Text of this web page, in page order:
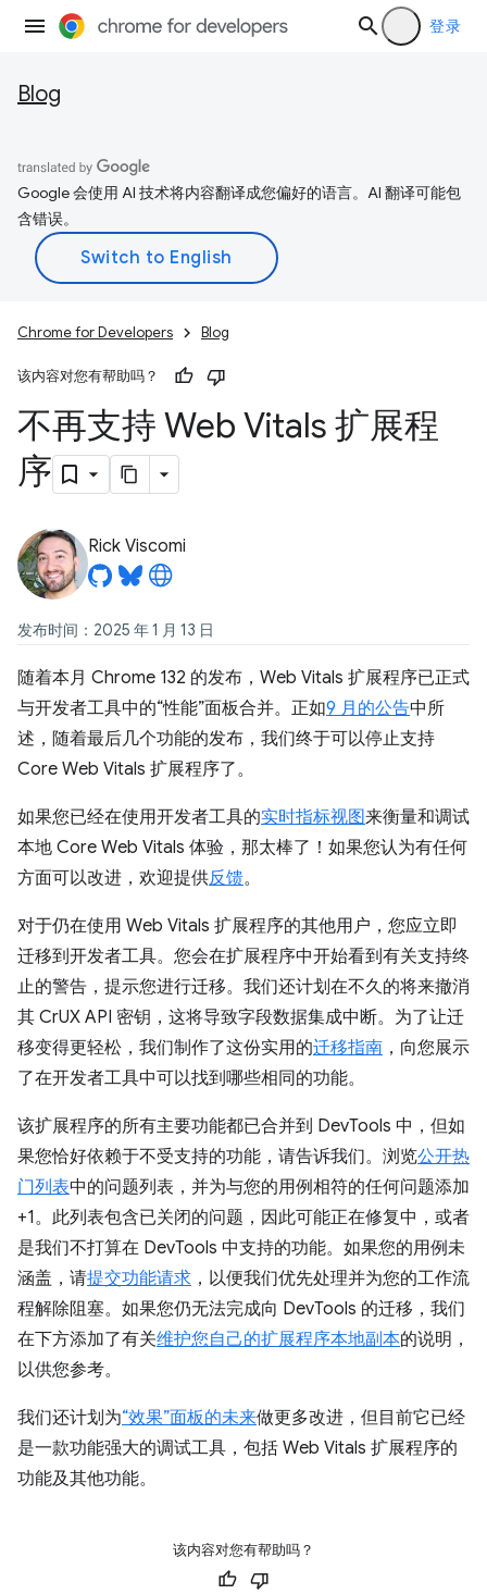
登录
Blog
Google 会使用 AI 技术将内容翻译成您偏好的语言。AI 翻译可能包
含错误。
Chrome for Developers Blog
该内容对您有帮助吗？
不再支持 Web Vitals 扩展程
序
Rick Viscomi
发布时间：2025 年 1 月 13 日
随着本月 Chrome 132 的发布，Web Vitals 扩展程序已正式
与开发者工具中的“性能”面板合并。正如9 月的公告中所
述，随着最后几个功能的发布，我们终于可以停止支持
Core Web Vitals 扩展程序了。
如果您已经在使用开发者工具的实时指标视图来衡量和调试
本地 Core Web Vitals 体验，那太棒了！如果您认为有任何
方面可以改进，欢迎提供反馈。
对于仍在使用 Web Vitals 扩展程序的其他用户，您应立即
迁移到开发者工具。您会在扩展程序中开始看到有关支持终
止的警告，提示您进行迁移。我们还计划在不久的将来撤消
其 CrUX API 密钥，这将导致字段数据集成中断。为了让迁
移变得更轻松，我们制作了这份实用的迁移指南 ，向您展示
了在开发者工具中可以找到哪些相同的功能。
该扩展程序的所有主要功能都已合并到 DevTools 中，但如
果您恰好依赖于不受支持的功能，请告诉我们。浏览公开热
门列表中的问题列表，并为与您的用例相符的任何问题添加
+1。此列表包含已关闭的问题，因此可能正在修复中，或者
是我们不打算在 DevTools 中支持的功能。如果您的用例未
涵盖，请提交功能请求 ，以便我们优先处理并为您的工作流
程解除阻塞。如果您仍无法完成向 DevTools 的迁移，我们
在下方添加了有关维护您自己的扩展程序本地副本的说明，
以供您参考。
我们还计划为“效果”面板的未来做更多改进，但目前它已经
是一款功能强大的调试工具，包括 Web Vitals 扩展程序的
功能及其他功能。
该内容对您有帮助吗？